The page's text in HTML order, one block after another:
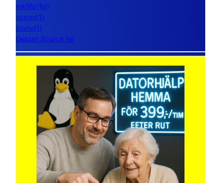
mkfifo(1p)
uconv(1)
iconv(1)
Debian Source list